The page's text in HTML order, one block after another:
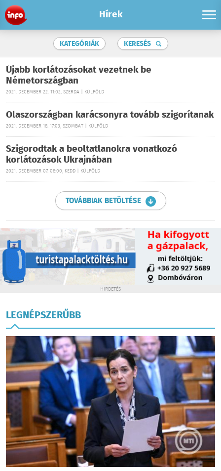
Hírek
KATEGÓRIÁK KERESÉS
Újabb korlátozásokat vezetnek be
Németországban
2021. DECEMBER 22. 11:02, SZERDA | KÜLFÖLD
Olaszországban karácsonyra tovább szigorítanak
2021. DECEMBER 18. 17:03, SZOMBAT | KÜLFÖLD
Szigorodtak a beoltatlanokra vonatkozó
korlátozások Ukrajnában
2021. DECEMBER 07. 08:00, KEDD | KÜLFÖLD
TOVÁBBIAK BETÖLTÉSE
HIRDETÉS
LEGNÉPSZERŰBB